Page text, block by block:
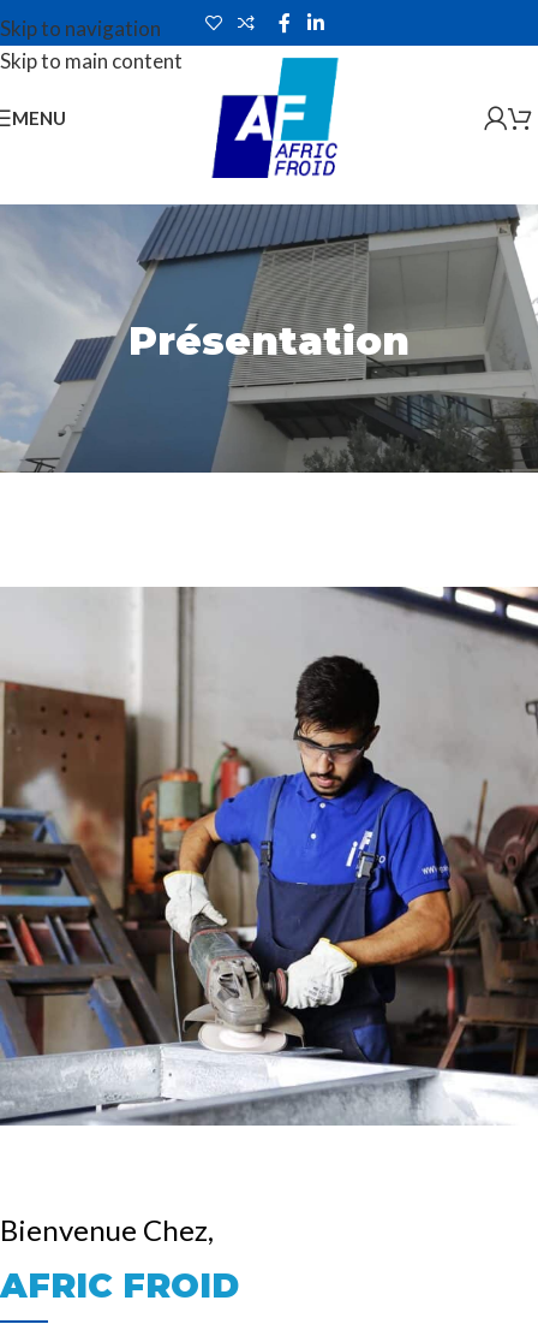
Skip to navigation
Skip to main content
MENU
Présentation
Bienvenue Chez,
AFRIC FROID